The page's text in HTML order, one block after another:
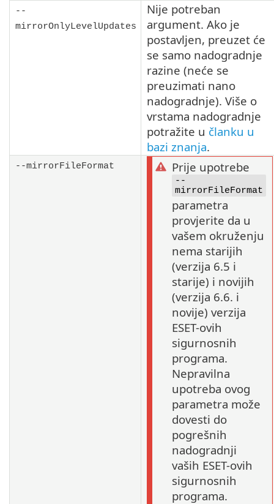
--
mirrorOnlyLevelUpdates
Nije potreban
argument. Ako je
postavljen, preuzet će
se samo nadogradnje
razine (neće se
preuzimati nano
nadogradnje). Više o
vrstama nadogradnje
potražite u članku u
bazi znanja.
--mirrorFileFormat Prije upotrebe
--
mirrorFileFormat
parametra
provjerite da u
vašem okruženju
nema starijih
(verzija 6.5 i
starije) i novijih
(verzija 6.6. i
novije) verzija
ESET-ovih
sigurnosnih
programa.
Nepravilna
upotreba ovog
parametra može
dovesti do
pogrešnih
nadogradnji
vaših ESET-ovih
sigurnosnih
programa.